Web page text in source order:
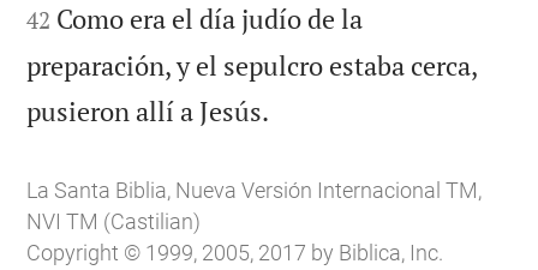
42 Como era el día judío de la
preparación, y el sepulcro estaba cerca,
pusieron allí a Jesús.
La Santa Biblia, Nueva Versión Internacional TM,
NVI TM (Castilian)
Copyright © 1999, 2005, 2017 by Biblica, Inc.